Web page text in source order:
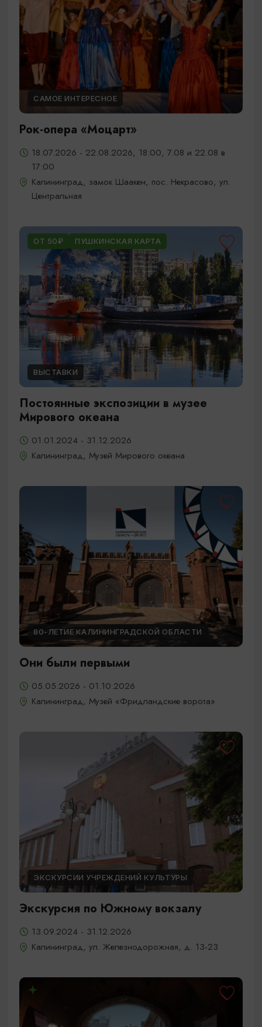
САМОЕ ИНТЕРЕСНОЕ
Рок-опера «Моцарт»
18.07.2026 - 22.08.2026, 18:00, 7.08 и 22.08 в
17:00
Калининград, замок Шаакен, пос. Некрасово, ул.
Центральная
ОТ 50₽ ПУШКИНСКАЯ КАРТА
ВЫСТАВКИ
Постоянные экспозиции в музее
Мирового океана
01.01.2024 - 31.12.2026
Калининград, Музей Мирового океана
80-ЛЕТИЕ КАЛИНИНГРАДСКОЙ ОБЛАСТИ
Они были первыми
05.05.2026 - 01.10.2026
Калининград, Музей «Фридландские ворота»
ЭКСКУРСИИ УЧРЕЖДЕНИЙ КУЛЬТУРЫ
Экскурсия по Южному вокзалу
13.09.2024 - 31.12.2026
Калининград, ул. Железнодорожная, д. 13-23